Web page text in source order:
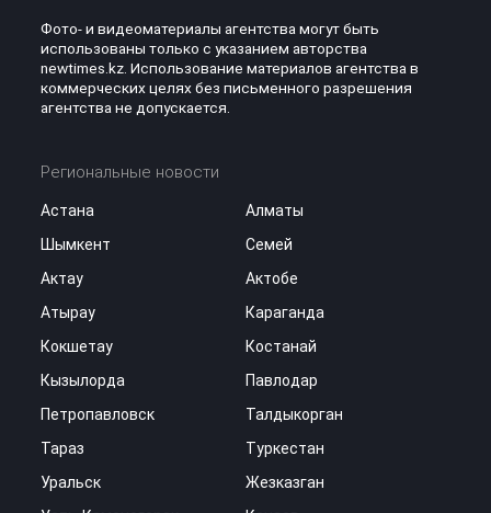
Фото- и видеоматериалы агентства могут быть
использованы только с указанием авторства
newtimes.kz. Использование материалов агентства в
коммерческих целях без письменного разрешения
агентства не допускается.
Региональные новости
Астана
Алматы
Шымкент
Семей
Актау
Актобе
Атырау
Караганда
Кокшетау
Костанай
Кызылорда
Павлодар
Петропавловск
Талдыкорган
Тараз
Туркестан
Уральск
Жезказган